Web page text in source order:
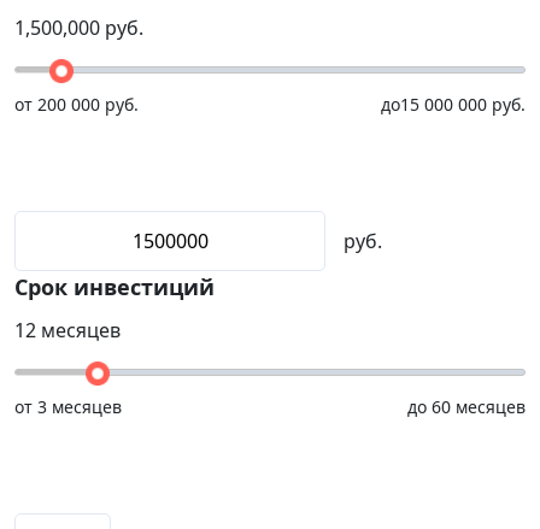
1,500,000 руб.
от 200 000 руб. до15 000 000 руб.
руб.
Срок инвестиций
12 месяцев
от 3 месяцев до 60 месяцев